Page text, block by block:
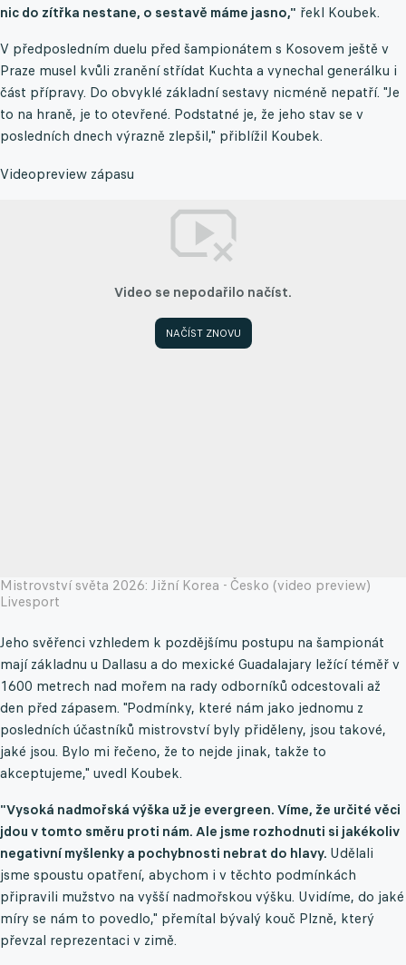
nic do zítřka nestane, o sestavě máme jasno," řekl Koubek.
V předposledním duelu před šampionátem s Kosovem ještě v
Praze musel kvůli zranění střídat Kuchta a vynechal generálku i
část přípravy. Do obvyklé základní sestavy nicméně nepatří. "Je
to na hraně, je to otevřené. Podstatné je, že jeho stav se v
posledních dnech výrazně zlepšil," přiblížil Koubek.
Videopreview zápasu
Video se nepodařilo načíst.
NAČÍST ZNOVU
Mistrovství světa 2026: Jižní Korea - Česko (video preview)
Livesport
Jeho svěřenci vzhledem k pozdějšímu postupu na šampionát
mají základnu u Dallasu a do mexické Guadalajary ležící téměř v
1600 metrech nad mořem na rady odborníků odcestovali až
den před zápasem. "Podmínky, které nám jako jednomu z
posledních účastníků mistrovství byly přiděleny, jsou takové,
jaké jsou. Bylo mi řečeno, že to nejde jinak, takže to
akceptujeme," uvedl Koubek.
"Vysoká nadmořská výška už je evergreen. Víme, že určité věci
jdou v tomto směru proti nám. Ale jsme rozhodnuti si jakékoliv
negativní myšlenky a pochybnosti nebrat do hlavy. Udělali
jsme spoustu opatření, abychom i v těchto podmínkách
připravili mužstvo na vyšší nadmořskou výšku. Uvidíme, do jaké
míry se nám to povedlo," přemítal bývalý kouč Plzně, který
převzal reprezentaci v zimě.